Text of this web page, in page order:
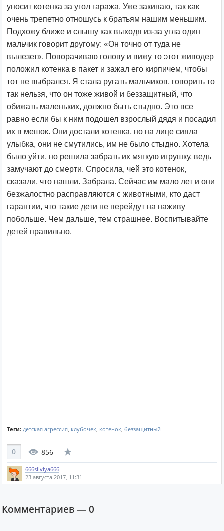
уносит котенка за угол гаража. Уже закипаю, так как
очень трепетно отношусь к братьям нашим меньшим.
Подхожу ближе и слышу как выходя из-за угла один
мальчик говорит другому: «Он точно от туда не
вылезет». Поворачиваю голову и вижу то этот живодер
положил котенка в пакет и зажал его кирпичем, чтобы
тот не выбрался. Я стала ругать мальчиков, говорить то
так нельзя, что он тоже живой и беззащитный, что
обижать маленьких, должно быть стыдно. Это все
равно если бы к ним подошел взрослый дядя и посадил
их в мешок. Они достали котенка, но на лице сияла
улыбка, они не смутились, им не было стыдно. Хотела
было уйти, но решила забрать их мягкую игрушку, ведь
замучают до смерти. Спросила, чей это котенок,
сказали, что нашли. Забрала. Сейчас им мало лет и они
безжалостно расправляются с животными, кто даст
гарантии, что такие дети не перейдут на наживу
побольше. Чем дальше, тем страшнее. Воспитывайте
детей правильно.
Теги: детская агрессия, клубочек, котенок, беззащитный
0 856
666silviya666
23 августа 2017, 11:31
Комментариев —0